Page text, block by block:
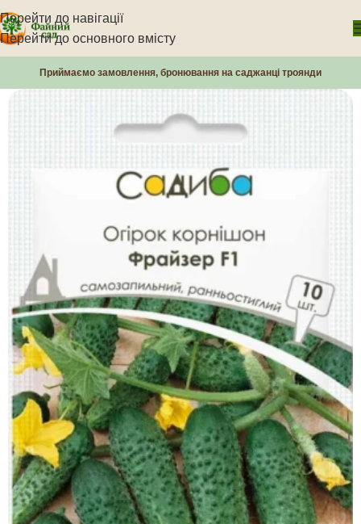
Перейти до навігації
Перейти до основного вмісту
Приймаємо замовлення, бронювання на саджанці троянди